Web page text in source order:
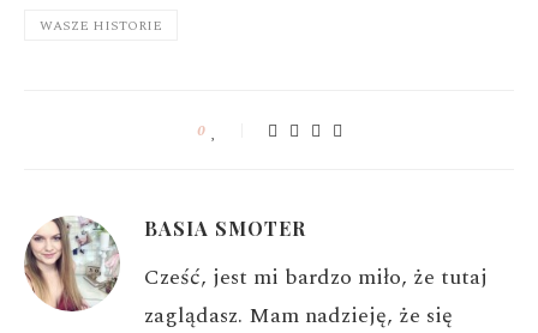
WASZE HISTORIE
0
BASIA SMOTER
Cześć, jest mi bardzo miło, że tutaj
zaglądasz. Mam nadzieję, że się